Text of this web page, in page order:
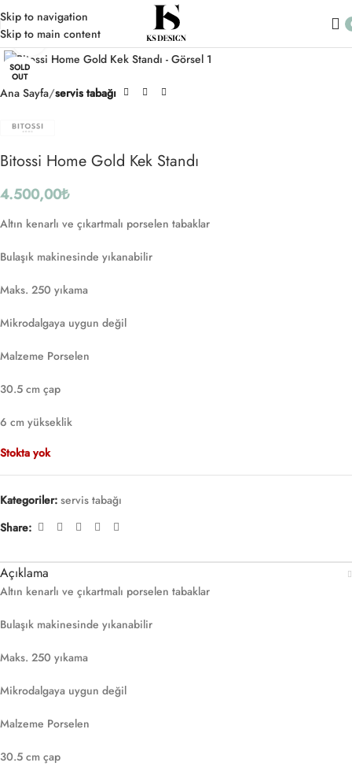
Skip to navigation
Skip to main content
SOLD
OUT
Click to enlarge
Ana Sayfa servis tabağı
Bitossi Home Gold Kek Standı
4.500,00₺
Altın kenarlı ve çıkartmalı porselen tabaklar
Bulaşık makinesinde yıkanabilir
Maks. 250 yıkama
Mikrodalgaya uygun değil
Malzeme Porselen
30.5 cm çap
6 cm yükseklik
Stokta yok
Kategoriler: servis tabağı
Share:
Açıklama
Altın kenarlı ve çıkartmalı porselen tabaklar
Bulaşık makinesinde yıkanabilir
Maks. 250 yıkama
Mikrodalgaya uygun değil
Malzeme Porselen
30.5 cm çap